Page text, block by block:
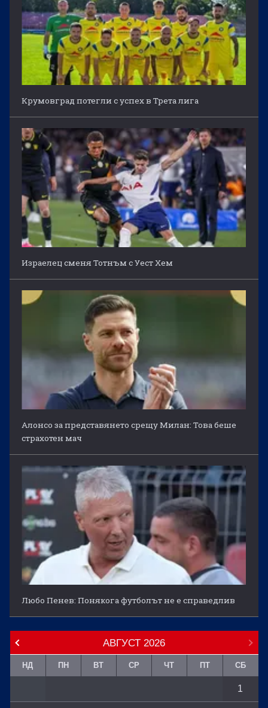
Крумовград потегли с успех в Трета лига
Израелец сменя Тотнъм с Уест Хем
Алонсо за представянето срещу Милан: Това беше
страхотен мач
Любо Пенев: Понякога футболът не е справедлив
АВГУСТ 2026
НД ПН ВТ СР ЧТ ПТ СБ
1